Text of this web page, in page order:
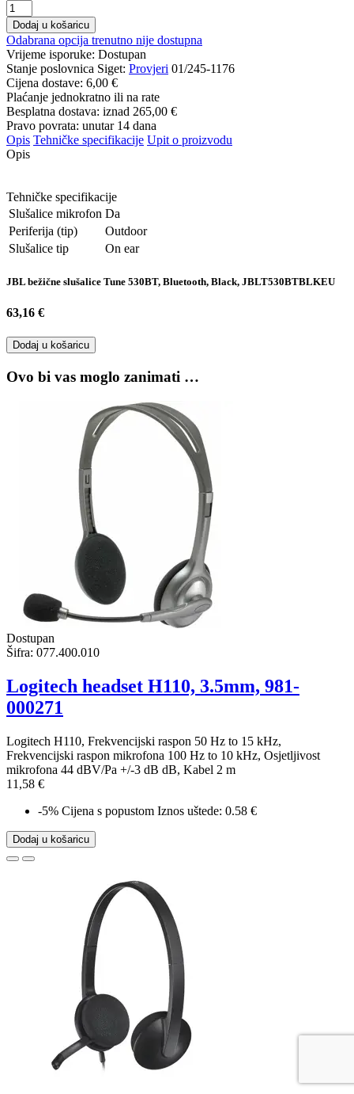
Dodaj u košaricu
Odabrana opcija trenutno nije dostupna
Vrijeme isporuke: Dostupan
Stanje poslovnica Siget: Provjeri 01/245-1176
Cijena dostave: 6,00 €
Plaćanje jednokratno ili na rate
Besplatna dostava: iznad 265,00 €
Pravo povrata: unutar 14 dana
Opis Tehničke specifikacije Upit o proizvodu
Opis
Tehničke specifikacije
Slušalice mikrofon Da
Periferija (tip)
Outdoor
Slušalice tip
On ear
JBL bežične slušalice Tune 530BT, Bluetooth, Black, JBLT530BTBLKEU
63,16 €
Dodaj u košaricu
Ovo bi vas moglo zanimati …
Dostupan
Šifra: 077.400.010
Logitech headset H110, 3.5mm, 981-
000271
Logitech H110, Frekvencijski raspon 50 Hz to 15 kHz,
Frekvencijski raspon mikrofona 100 Hz to 10 kHz, Osjetljivost
mikrofona 44 dBV/Pa +/-3 dB dB, Kabel 2 m
11,58 €
-5% Cijena s popustom Iznos uštede: 0.58 €
Dodaj u košaricu